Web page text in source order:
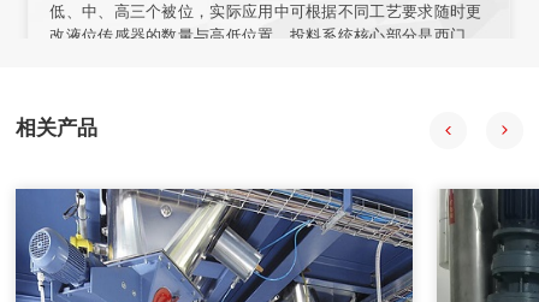
低、中、高三个被位，实际应用中可根据不同工艺要求随时更
改液位传感器的数量与高低位置。投料系统核心部分是西门子
会获得数据并通过组态王特其同步显示。
2020年08月18日
自动配料系统采用中药工艺控制技术、计算机技术、信息技
术、现代检测技术、APC技术和专家系统，提供自动化整体解
决方案。
相关产品